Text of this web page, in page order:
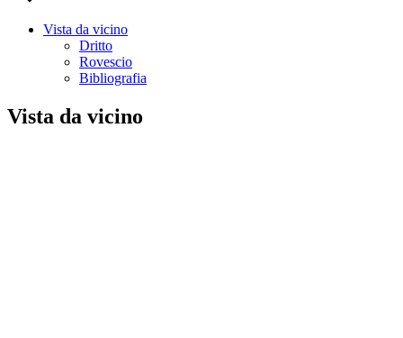
Vista da vicino
Dritto
Rovescio
Bibliografia
Vista da vicino